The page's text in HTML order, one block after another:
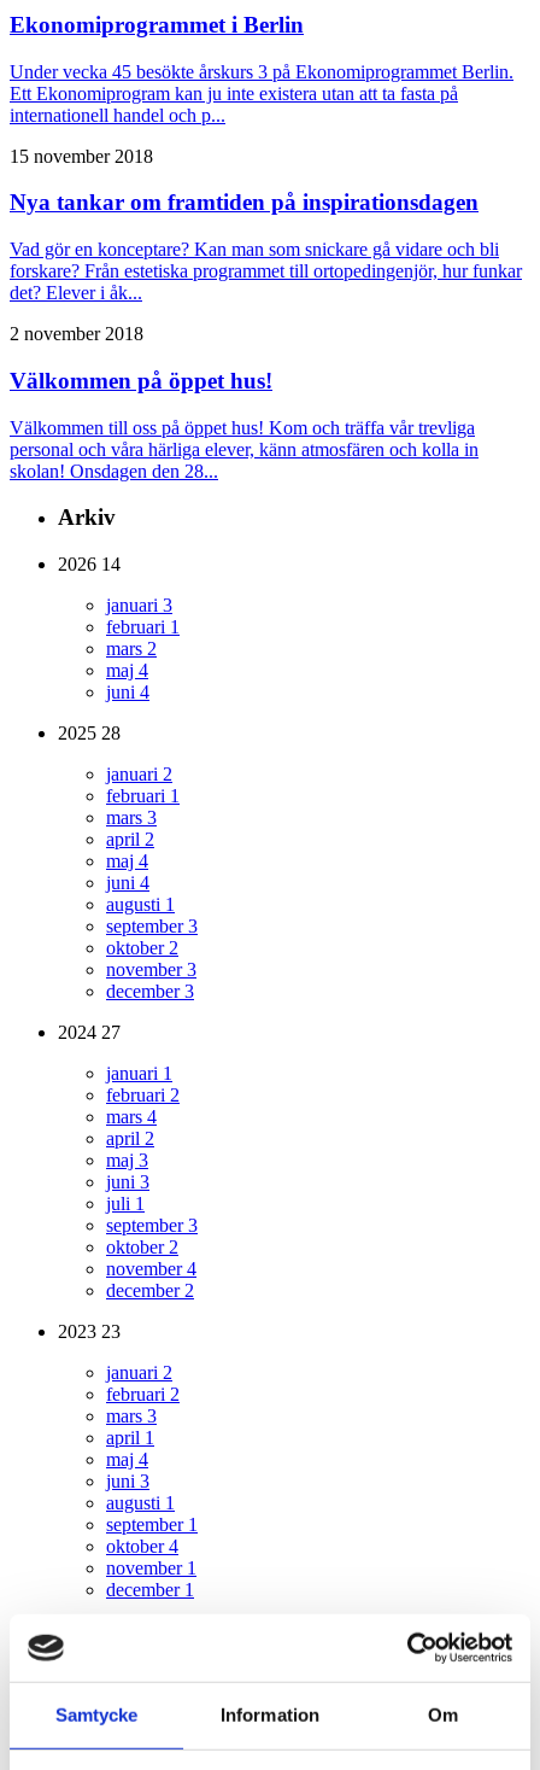
Samtycke Information Om
Ekonomiprogrammet i Berlin
Under vecka 45 besökte årskurs 3 på Ekonomiprogrammet Berlin.
Ett Ekonomiprogram kan ju inte existera utan att ta fasta på
internationell handel och p...
15 november 2018
Nya tankar om framtiden på inspirationsdagen
Vad gör en konceptare? Kan man som snickare gå vidare och bli
forskare? Från estetiska programmet till ortopedingenjör, hur funkar
det? Elever i åk...
2 november 2018
Välkommen på öppet hus!
Välkommen till oss på öppet hus! Kom och träffa vår trevliga
personal och våra härliga elever, känn atmosfären och kolla in
skolan! Onsdagen den 28...
Arkiv
2026 14
januari 3
februari 1
mars 2
maj 4
juni 4
2025 28
januari 2
februari 1
mars 3
april 2
maj 4
juni 4
augusti 1
september3
oktober 2
november3
december3
2024 27
januari 1
februari 2
mars 4
april 2
maj 3
juni 3
juli 1
september3
oktober 2
november4
december 2
2023 23
januari 2
februari 2
mars 3
april 1
maj 4
juni 3
augusti 1
september 1
oktober4
november 1
december 1
mars